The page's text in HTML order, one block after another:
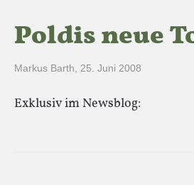
Poldis neue
Markus Barth 25. Juni 2008
Exklusiv im Newsblog: